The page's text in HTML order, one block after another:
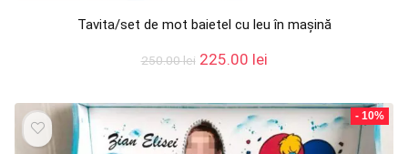
Tavita/set de mot baietel cu leu în mașină
250.00lei Prețul
fost:
250.00 lei.
225.00 leiPrețul
225.00 lei.
- 10%